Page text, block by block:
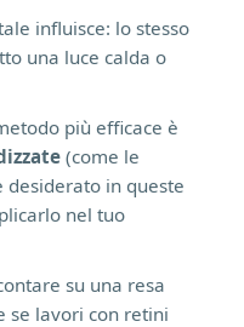
influisce: lo stesso
una luce calda o
più efficace è
(come le
desiderato in queste
nel tuo
su una resa
se lavori con retini